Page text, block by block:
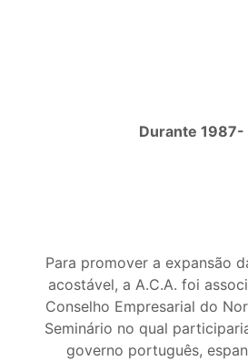
Durante 1987-
Para promover a expansão
acostável, a A.C.A. foi
Conselho Empresarial do
Seminário no qual
governo português,